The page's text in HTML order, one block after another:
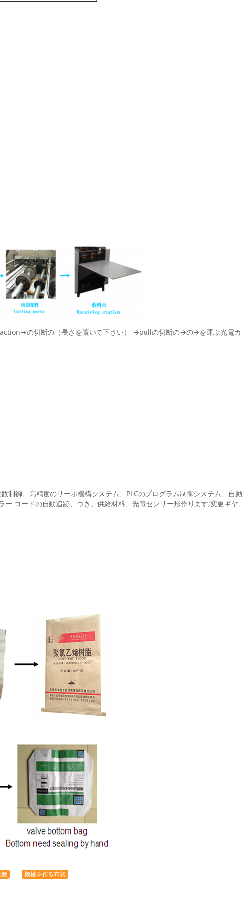
の切断の（長さを置いて下さい） →pullの切断の→の→を運ぶ光電
制御、高精度のサーボ機構システム、PLCのプログラム制御システム、自
コードの自動追跡、つき、供給材料、光電センサー形作ります;変更ギ
機 機械を作る布袋